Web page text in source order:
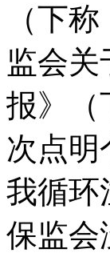
（下
监会
报》（
次点明
我循环
保监会